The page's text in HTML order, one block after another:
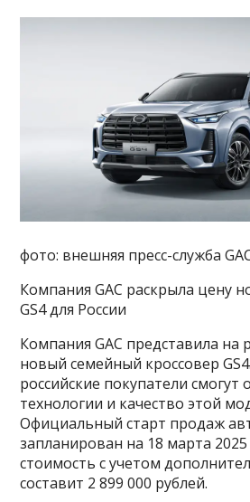
фото: внешняя пресс-служба
Компания GAC раскрыла цену
GS4 для России
Компания GAC представила на
новый семейный кроссовер
российские покупатели смогут
технологии и качество этой
Официальный старт продаж
запланирован на 18 марта 2025
стоимость с учетом
составит 2 899 000 рублей.